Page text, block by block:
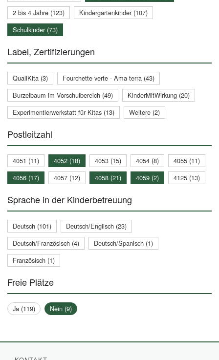
2 bis 4 Jahre (123)
Kindergartenkinder (107)
Schulkinder (73)
Label, Zertifizierungen
QualiKita (3)
Fourchette verte - Ama terra (43)
Burzelbaum im Vorschulbereich (49)
KinderMitWirkung (20)
Experimentierwerkstatt für Kitas (13)
Weitere (2)
Postleitzahl
4051 (11) 4052 (18) 4053 (15) 4054 (8)
4055 (11)
4056 (17)
4057 (12) 4058 (21) 4059 (2) 4125 (13)
Sprache in der Kinderbetreuung
Deutsch (101)
Deutsch/Englisch (23)
Deutsch/Französisch (4)
Deutsch/Spanisch (1)
Französisch (1)
Freie Plätze
Ja (119) Nein (9)